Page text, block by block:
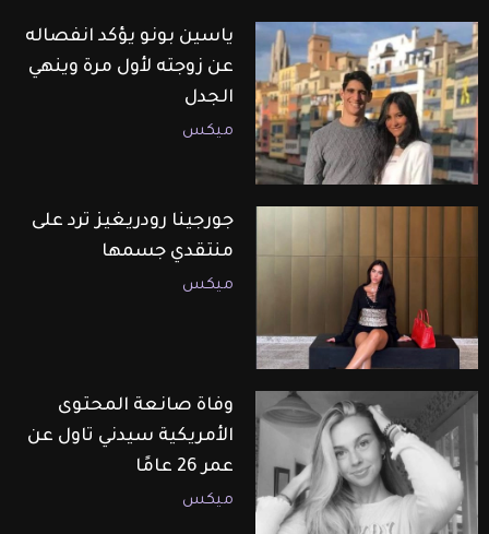
ياسين بونو يؤكد انفصاله
عن زوجته لأول مرة وينهي
الجدل
ميكس
جورجينا رودريغيز ترد على
منتقدي جسمها
ميكس
وفاة صانعة المحتوى
الأمريكية سيدني تاول عن
عمر 26 عامًا
ميكس